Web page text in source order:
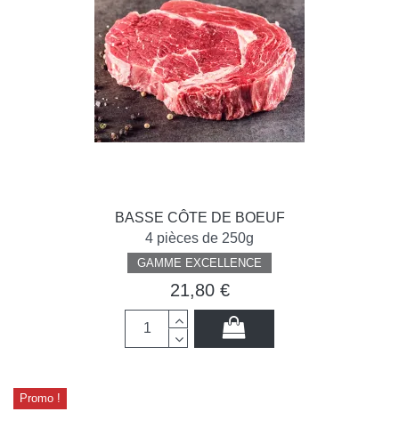
BASSE CÔTE DE BOEUF
4 pièces de 250g
GAMME EXCELLENCE
21,80 €
Promo !